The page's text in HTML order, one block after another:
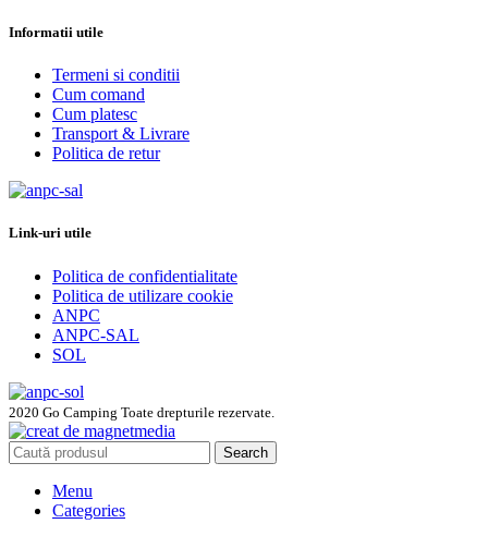
Informatii utile
Termeni si conditii
Cum comand
Cum platesc
Transport & Livrare
Politica de retur
Link-uri utile
Politica de confidentialitate
Politica de utilizare cookie
ANPC
ANPC-SAL
SOL
2020 Go Camping Toate drepturile rezervate.
Search
Menu
Categories